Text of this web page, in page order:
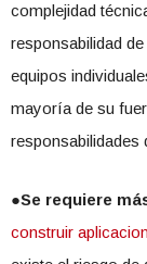
complejidad
responsabilidad de
equipos
mayoría de su
responsabilidades
●Se requiere
construir